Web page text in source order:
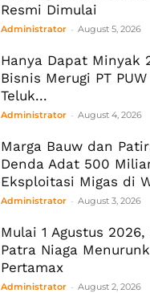
Resmi Dimulai
Administrator - August 5, 2026
Hanya Dapat Minyak
Bisnis Merugi PT
Teluk...
Administrator - August 4, 2026
Marga Bauw dan
Denda Adat 500
Eksploitasi Migas di
Administrator - August 3, 2026
Mulai 1 Agustus
Patra Niaga
Pertamax
Administrator - August 2, 2026